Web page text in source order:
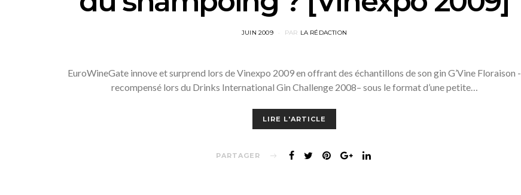
POSTED
JUIN 2009 PAR LA RÉDACTION
EuroWineGate innove et surprend lors de Vinexpo 2009 en offrant des échantillons de son gin G’Vine Floraison -
recompensé lors du Drinks International Gin Challenge 2008– sous le format d’une petite…
LIRE L'ARTICLE
PARTAGER